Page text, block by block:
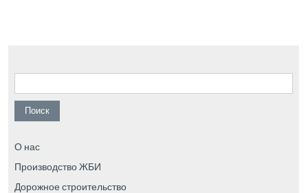
Найти:
О нас
Производство ЖБИ
Дорожное строительство